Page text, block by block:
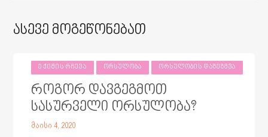
Ასევე Მოგეწონებათ
ᲔᲥᲘᲛᲘᲡ ᲠᲩᲔᲕᲐ ᲝᲠᲡᲣᲚᲝᲑᲐ ᲝᲠᲡᲣᲚᲝᲑᲘᲡ ᲓᲐᲒᲔᲒᲛᲕᲐ
როგორ დავგეგმოთ
სასურველი ორსულობა?
მაისი 4, 2020